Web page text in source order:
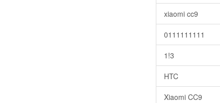
xiaomi cc9
0111111111
1!3
HTC
Xiaomi CC9